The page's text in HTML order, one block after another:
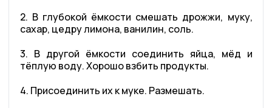
2. В глубокой ёмкости смешать дрожжи, муку,
сахар, цедру лимона, ванилин, соль.
3. В другой ёмкости соединить яйца, мёд и
тёплую воду. Хорошо взбить продукты.
4. Присоединить их к муке. Размешать.